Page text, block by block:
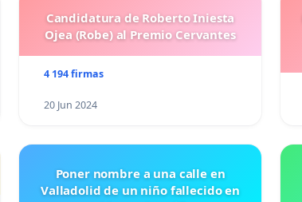
Candidatura de Roberto Iniesta
Ojea (Robe) al Premio Cervantes
4 194 firmas
20 Jun 2024
Poner nombre a una calle en
Valladolid de un niño fallecido en